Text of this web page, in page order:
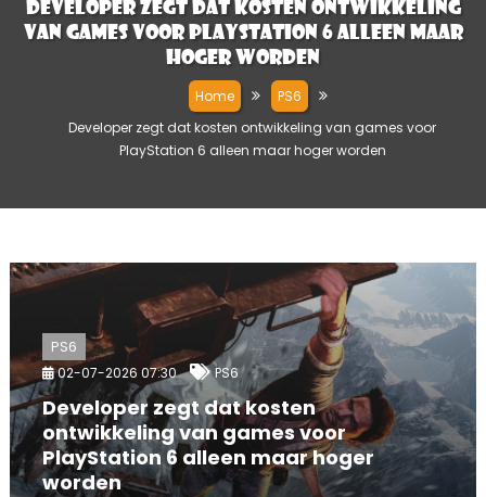
Developer zegt dat kosten ontwikkeling
van games voor PlayStation 6 alleen maar
hoger worden
Home
PS6
Developer zegt dat kosten ontwikkeling van games voor
PlayStation 6 alleen maar hoger worden
PS6
02-07-2026 07:30 PS6
Developer zegt dat kosten
ontwikkeling van games voor
PlayStation 6 alleen maar hoger
worden